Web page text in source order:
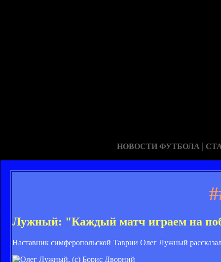
НОВОСТИ ФУТБОЛА |
Лужный: "Каждый матч играем на
Наставник симферопольской Таврии Олег Лужный